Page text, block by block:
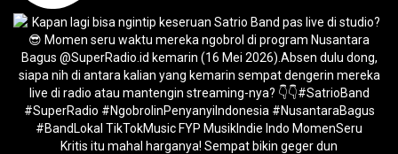
Kritis itu mahal harganya! Sempat bikin geger dun